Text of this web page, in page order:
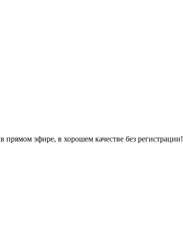
в прямом эфире, в хорошем качестве без регистрации!